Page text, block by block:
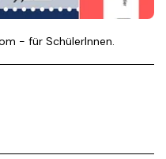
- für SchülerInnen.